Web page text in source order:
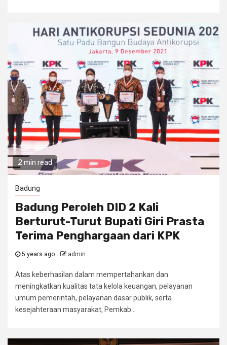
2 min read
Badung
Badung Peroleh DID 2 Kali
Berturut-Turut Bupati Giri Prasta
Terima Penghargaan dari KPK
5 years ago admin
Atas keberhasilan dalam mempertahankan dan
meningkatkan kualitas tata kelola keuangan, pelayanan
umum pemerintah, pelayanan dasar publik, serta
kesejahteraan masyarakat, Pemkab...